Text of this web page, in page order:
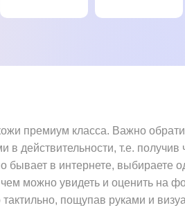
STONE"
BULL"
премиум класса. Важно
действительности, т.е.
бывает в интернете, выбираете
можно увидеть и оценить на
пощупав руками и